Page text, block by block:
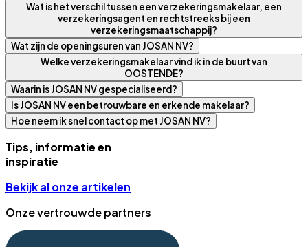
Wat is het verschil tussen een verzekeringsmakelaar, een
verzekeringsagent en rechtstreeks bij een
verzekeringsmaatschappij?
Wat zijn de openingsuren van JOSAN NV?
Welke verzekeringsmakelaar vind ik in de buurt van
OOSTENDE?
Waarin is JOSAN NV gespecialiseerd?
Is JOSAN NV een betrouwbare en erkende makelaar?
Hoe neem ik snel contact op met JOSAN NV?
Tips, informatie en
inspiratie
Bekijk al onze artikelen
Onze vertrouwde partners